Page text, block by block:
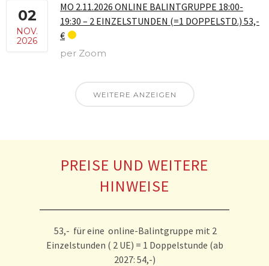
02
NOV.
2026
MO 2.11.2026 ONLINE BALINTGRUPPE 18:00-
19:30 – 2 EINZELSTUNDEN (=1 DOPPELSTD.) 53,-
€
per Zoom
WEITERE ANZEIGEN
PREISE UND WEITERE
HINWEISE
53,- für eine online-Balintgruppe mit 2
Einzelstunden ( 2 UE) = 1 Doppelstunde (ab
2027: 54,-)